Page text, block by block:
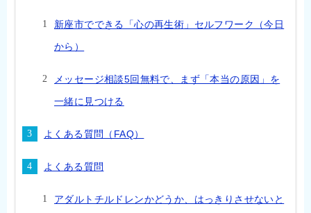
新座市でできる「心の再生術」セルフワーク（今日
から）
メッセージ相談5回無料で、まず「本当の原因」を
一緒に見つける
よくある質問（FAQ）
よくある質問
アダルトチルドレンかどうか、はっきりさせないと